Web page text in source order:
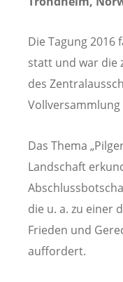
Die Tagung 2016
statt und war die
des
Vollversammlung
Das Thema
Landschaft
die u. a. zu einer
Frieden und
auffordert.